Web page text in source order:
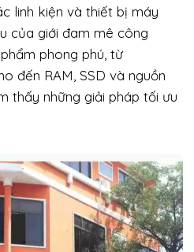
linh kiện và thiết bị máy
của giới đam mê công
phong phú, từ
đến RAM, SSD và nguồn
thấy những giải pháp tối ưu